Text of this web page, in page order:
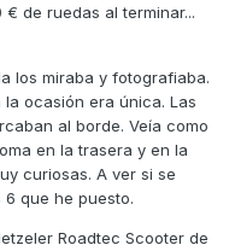
de ruedas al terminar...
los miraba y fotografiaba.
ocasión era única. Las
al borde. Veía como
en la trasera y en la
curiosas. A ver si se
que he puesto.
Roadtec Scooter de